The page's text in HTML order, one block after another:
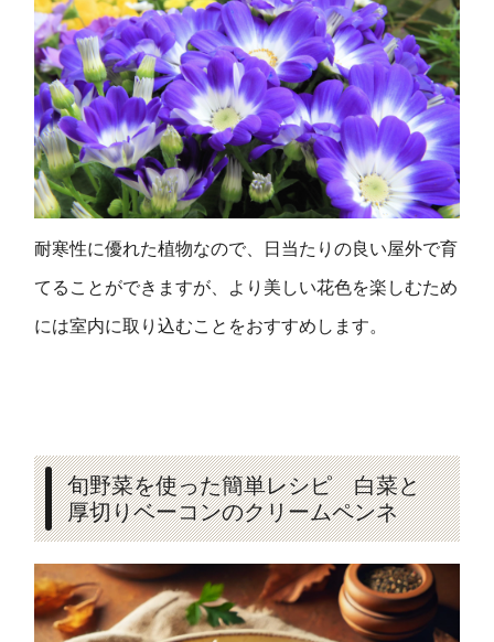
耐寒性に優れた植物なので、日当たりの良い屋外で育
てることができますが、より美しい花色を楽しむため
には室内に取り込むことをおすすめします。
旬野菜を使った簡単レシピ 白菜と
厚切りベーコンのクリームペンネ